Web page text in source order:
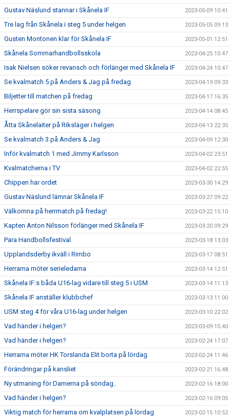
Gustav Näslund stannar i Skånela IF 2023-05-09 10:41
Tre lag från Skånela i steg 5 under helgen 2023-05-05 09:13
Gusten Montonen klar för Skånela IF 2023-05-01 12:51
Skånela Sommarhandbollsskola 2023-04-25 10:47
Isak Nielsen söker revansch och förlänger med Skånela IF 2023-04-24 10:47
Se kvalmatch 5 på Anders & Jag på fredag 2023-04-19 09:33
Biljetter till matchen på fredag 2023-04-17 16:35
Herrspelare gör sin sista säsong 2023-04-14 08:45
Åtta Skånelaiter på Riksläger i helgen 2023-04-13 22:35
Se kvalmatch 3 på Anders & Jag 2023-04-09 12:30
Inför kvalmatch 1 med Jimmy Karlsson 2023-04-02 23:51
Kvalmatcherna i TV 2023-04-02 22:55
Chippen har ordet 2023-03-30 14:29
Gustav Näslund lämnar Skånela IF 2023-03-27 09:22
Välkomna på herrmatch på fredag! 2023-03-22 15:10
Kapten Anton Nilsson förlänger med Skånela IF 2023-03-20 09:29
Para Handbollsfestival 2023-03-18 13:03
Upplandsderby ikväll i Rimbo 2023-03-17 08:51
Herrarna möter serieledarna 2023-03-14 12:51
Skånela IF:s båda U16-lag vidare till steg 5 i USM 2023-03-14 11:13
Skånela IF anställer klubbchef 2023-03-13 11:00
USM steg 4 för våra U16-lag under helgen 2023-03-10 22:02
Vad händer i helgen? 2023-03-09 15:40
Vad händer i helgen? 2023-02-24 17:07
Herrarna möter HK Torslanda Elit borta på lördag 2023-02-24 11:46
Förändringar på kansliet 2023-02-21 16:48
Ny utmaning för Damerna på söndag.. 2023-02-16 18:00
Vad händer i helgen? 2023-02-16 09:05
Viktig match för herrarna om kvalplatsen på lördag 2023-02-15 10:52